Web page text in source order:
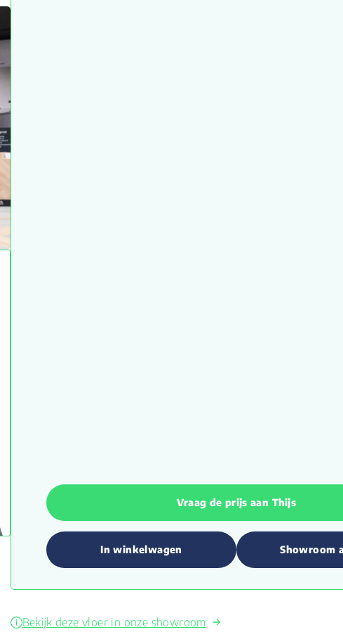
Vraag de prijs aan Thijs
In winkelwagen Showroom
Bekijk deze vloer in onze showroom